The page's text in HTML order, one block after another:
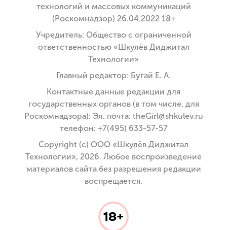
технологий и массовых коммуникаций
(Роскомнадзор) 26.04.2022 18+
Учредитель: Общество с ограниченной
ответственностью «Шкулёв Диджитал
Технологии»
Главный редактор: Бугай Е. А.
Контактные данные редакции для
государственных органов (в том числе, для
Роскомнадзора): Эл. почта: theGirl@shkulev.ru
телефон: +7(495) 633-57-57
Copyright (с) ООО «Шкулёв Диджитал
Технологии», 2026. Любое воспроизведение
материалов сайта без разрешения редакции
воспрещается.
18+